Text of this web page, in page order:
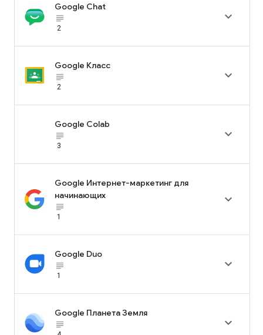
Google Chat
subject_black
2

Google Класс
subject_black
2

Google Colab
subject_black
3

Google Интернет-маркетинг для
начинающих
subject_black
1

Google Duo
subject_black
1

Google Планета Земля
subject_black
